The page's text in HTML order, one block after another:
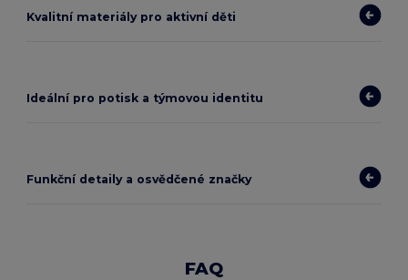
Kvalitní materiály pro aktivní děti
Ideální pro potisk a týmovou identitu
Funkční detaily a osvědčené značky
FAQ